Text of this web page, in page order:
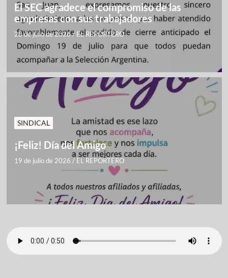
El SEC agradece el compromiso de las
empresas con sus trabajadores
28 de julio de 2026/ EL REPORTERO
SINDICAL
¡Feliz! Día del Amigo
19 de julio de 2026 / EL REPORTERO